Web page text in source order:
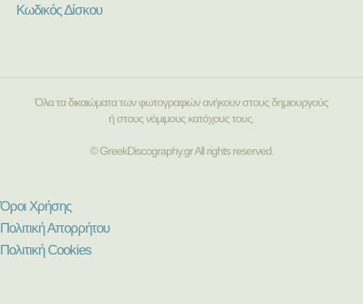
Κωδικός Δίσκου
Όλα τα δικαιώματα των φωτογραφιών ανήκουν στους δημιουργούς
ή στους νόμιμους κατόχους τους.
© GreekDiscography.gr All rights reserved.
Όροι Χρήσης
Πολιτική Απορρήτου
Πολιτική Cookies